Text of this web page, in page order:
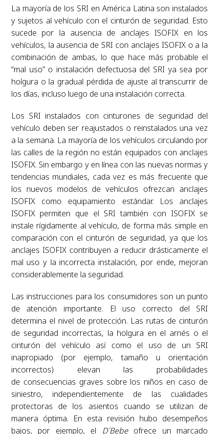
La mayoría de los SRI en América Latina son instalados
y sujetos al vehículo con el cinturón de seguridad. Esto
sucede por la ausencia de anclajes ISOFIX en los
vehículos, la ausencia de SRI con anclajes ISOFIX o a la
combinación de ambas, lo que hace más probable el
“mal uso” o instalación defectuosa del SRI ya sea por
holgura o la gradual pérdida de ajuste al transcurrir de
los días, incluso luego de una instalación correcta.
Los SRI instalados con cinturones de seguridad del
vehículo deben ser reajustados o reinstalados una vez
a la semana. La mayoría de los vehículos circulando por
las calles de la región no están equipados con anclajes
ISOFIX. Sin embargo y en línea con las nuevas normas y
tendencias mundiales, cada vez es más frecuente que
los nuevos modelos de vehículos ofrezcan anclajes
ISOFIX como equipamiento estándar. Los anclajes
ISOFIX permiten que el SRI también con ISOFIX se
instale rígidamente al vehículo, de forma más simple en
comparación con el cinturón de seguridad, ya que los
anclajes ISOFIX contribuyen a reducir drásticamente el
mal uso y la incorrecta instalación, por ende, mejoran
considerablemente la seguridad.
Las instrucciones para los consumidores son un punto
de atención importante. El uso correcto del SRI
determina el nivel de protección. Las rutas de cinturón
de seguridad incorrectas, la holgura en el arnés o el
cinturón del vehículo así como el uso de un SRI
inapropiado (por ejemplo, tamaño u orientación
incorrectos) elevan las probabilidades
de consecuencias graves sobre los niños en caso de
siniestro, independientemente de las cualidades
protectoras de los asientos cuando se utilizan de
manera óptima. En esta revisión hubo desempeños
bajos, por ejemplo, el D´Bebeofrece un marcado